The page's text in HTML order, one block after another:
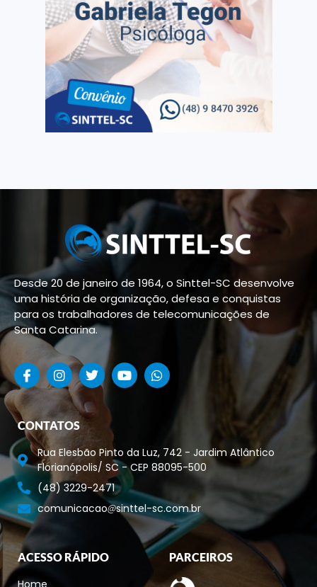
Desde 20 de janeiro de 1964, o Sinttel-SC desenvolve
uma história de organização, defesa e conquistas
para os trabalhadores de telecomunicações de
Santa Catarina.
CONTATOS
Rua Elesbão Pinto da Luz, 742 - Jardim Atlântico
Florianópolis/ SC - CEP 88095-500
(48) 3229-2471
comunicacao
sinttel-sc.com.br
ACESSO RÁPIDO
Home
PARCEIROS